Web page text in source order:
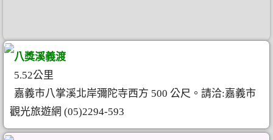
八獎溪義渡
5.52公里
嘉義市八掌溪北岸彌陀寺西方 500 公尺。請洽:嘉義市
觀光旅遊網 (05)2294-593